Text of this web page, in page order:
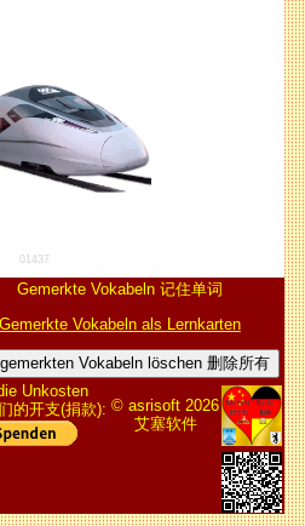
01437
Gemerkte Vokabeln 记住单词
Gemerkte Vokabeln als Lernkarten
Vokabeln löschen 删除所有
Unkosten
的开支(捐款): © asrisoft 2026
艾塞软件